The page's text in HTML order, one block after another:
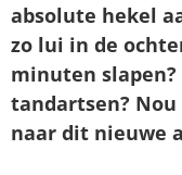
absolute hekel
zo lui in de
minuten slapen?
tandartsen?
naar dit nieuwe